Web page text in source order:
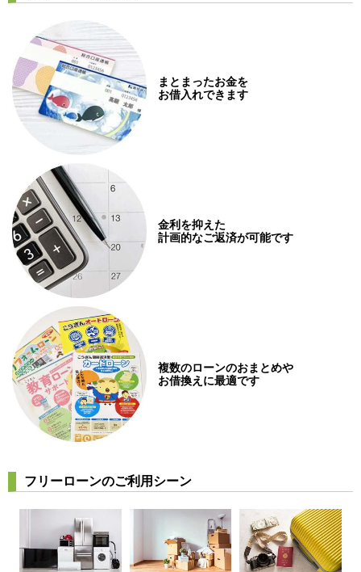
まとまったお金を
お借入れできます
金利を抑えた
計画的なご返済が可能です
複数のローンのおまとめや
お借換えに最適です
フリーローンのご利用シーン